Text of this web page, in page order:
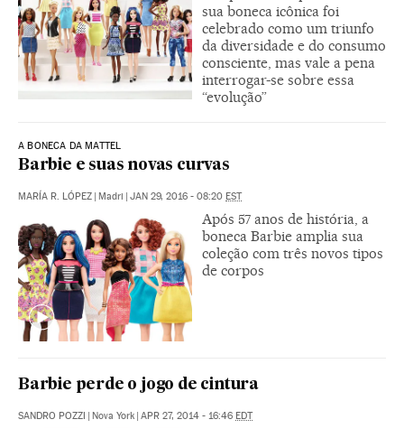
sua boneca icônica foi
celebrado como um triunfo
da diversidade e do consumo
consciente, mas vale a pena
interrogar-se sobre essa
“evolução”
A BONECA DA MATTEL
Barbie e suas novas curvas
MARÍA R. LÓPEZ Madri JAN 29, 2016 - 08:20 EST
Após 57 anos de história, a
boneca Barbie amplia sua
coleção com três novos tipos
de corpos
Barbie perde o jogo de cintura
SANDRO POZZI Nova York APR 27, 2014 - 16:46 EDT